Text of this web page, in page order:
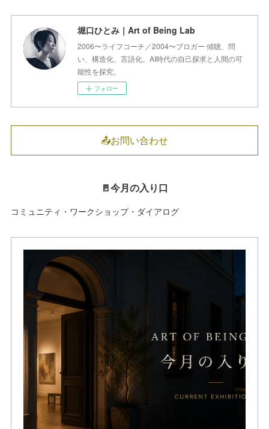
堀口ひとみ｜Art of Being Lab
2006〜ライフコーチ／2004〜ブロガー 傾聴、問
い、構造化、言語化。AI時代の自己探求と人間の可
能性を探究。
フォロー
📤お問い合わせ
🚪今月の入り口
コミュニティ・ワークショップ・ダイアログ